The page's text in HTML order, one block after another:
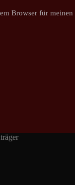
Browser für meinen